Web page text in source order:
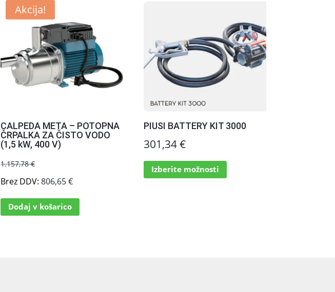
Akcija!
CALPEDA META – POTOPNA
ČRPALKA ZA ČISTO VODO
(1,5 kW, 400 V)
1.157,78€
cena
je
bila:
je:
984,11 €.
Brez DDV:806,65€
Dodaj v košarico
PIUSI BATTERY KIT 3000
301,34€
Izberite možnosti